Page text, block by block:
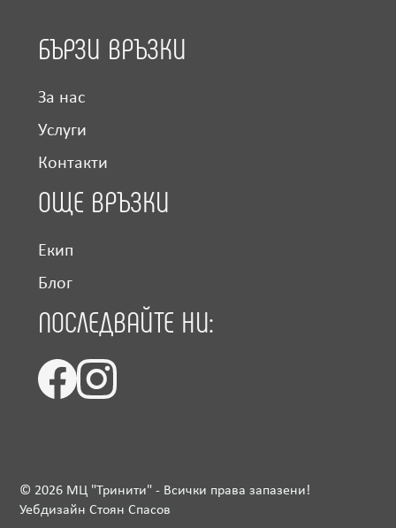
БЪРЗИ ВРЪЗКИ
За нас
Услуги
Контакти
ОЩЕ ВРЪЗКИ
Екип
Блог
ПОСЛЕДВАЙТЕ НИ:
© 2026 МЦ "Тринити" - Всички права запазени!
Уебдизайн Стоян Спасов